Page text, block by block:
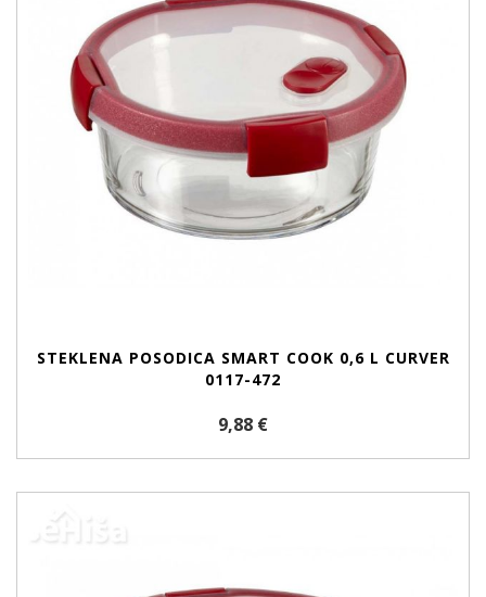
STEKLENA POSODICA SMART COOK 0,6 L CURVER
0117-472
9,88 €